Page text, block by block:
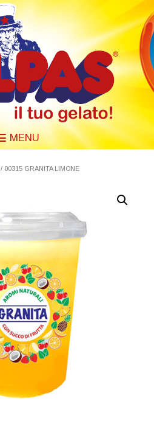
MENU
/ 00315 GRANITA LIMONE